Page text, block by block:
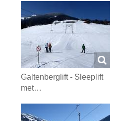
Galtenberglift - Sleeplift
met…